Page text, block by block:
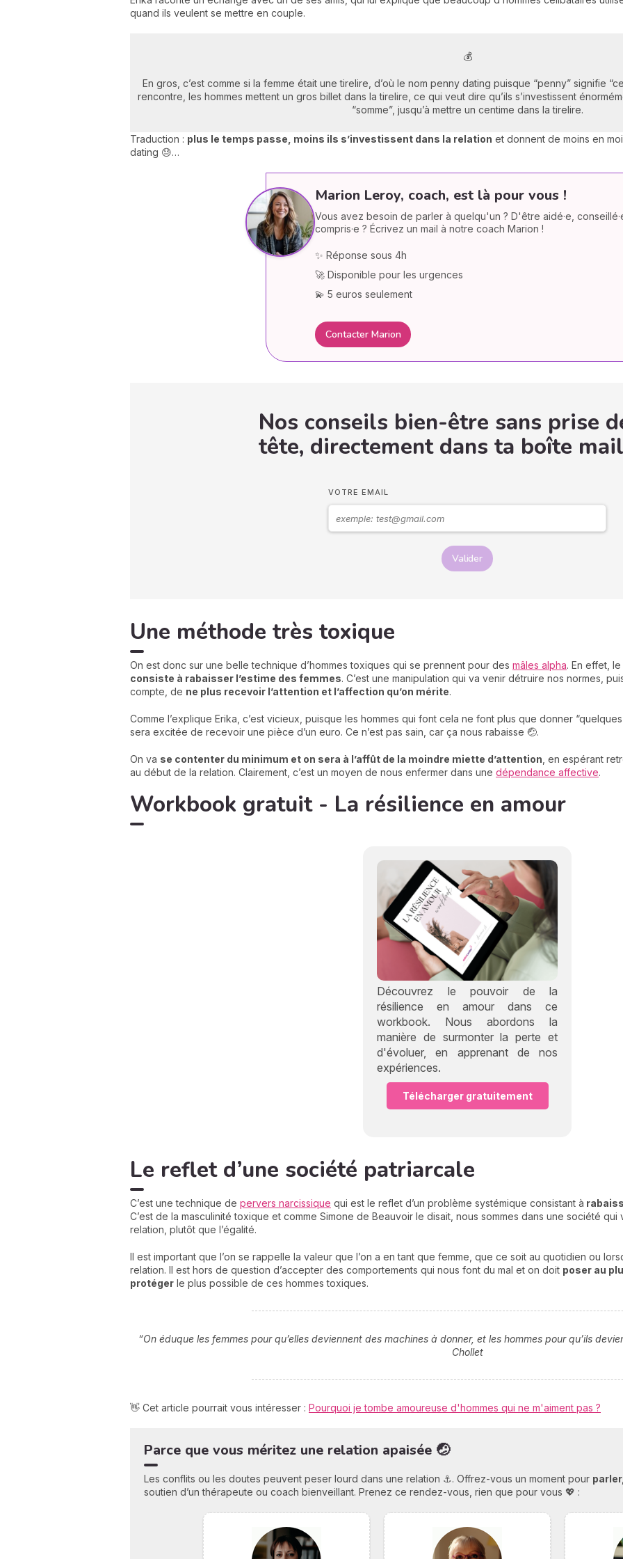
quand ils veulent se mettre en couple.
💰
En gros, c’est comme si la femme était une tirelire, d’où le nom penny dating puisque “penny” signifie
rencontre, les hommes mettent un gros billet dans la tirelire, ce qui veut dire qu’ils s’investissent
“somme”, jusqu’à mettre un centime dans la tirelire.
Traduction : plus le temps passe, moins ils s’investissent dans la relation et donnent de moins en
dating 😓…
Marion Leroy, coach, est là pour vous !
Vous avez besoin de parler à quelqu'un ? D'être aidé·e,
compris·e ? Écrivez un mail à notre coach Marion !
✨ Réponse sous 4h
🚀 Disponible pour les urgences
💫 5 euros seulement
Contacter Marion
Nos conseils bien-être sans prise
tête, directement dans ta boîte
VOTRE EMAIL
Valider
Une méthode très toxique
On est donc sur une belle technique d’hommes toxiques qui se prennent pour des mâles alpha. En effet,
consiste à rabaisser l’estime des femmes. C’est une manipulation qui va venir détruire nos normes,
compte, de ne plus recevoir l’attention et l’affection qu’on mérite.
Comme l’explique Erika, c’est vicieux, puisque les hommes qui font cela ne font plus que donner
sera excitée de recevoir une pièce d’un euro. Ce n’est pas sain, car ça nous rabaisse 🤕.
On va se contenter du minimum et on sera à l’affût de la moindre miette d’attention , en espérant
au début de la relation. Clairement, c’est un moyen de nous enfermer dans une dépendance affective.
Workbook gratuit - La résilience en amour
Découvrez le pouvoir de la
résilience en amour dans ce
workbook. Nous abordons la
manière de surmonter la perte et
d'évoluer, en apprenant de nos
expériences.
Télécharger gratuitement
Le reflet d’une société patriarcale
C’est une technique de pervers narcissique qui est le reflet d’un problème systémique consistant à
C’est de la masculinité toxique et comme Simone de Beauvoir le disait, nous sommes dans une société
relation, plutôt que l’égalité.
Il est important que l’on se rappelle la valeur que l’on a en tant que femme, que ce soit au quotidien ou
relation. Il est hors de question d’accepter des comportements qui nous font du mal et on doit poser au
protéger le plus possible de ces hommes toxiques.
“On éduque les femmes pour qu’elles deviennent des machines à donner, et les hommes pour qu’ils
Chollet
👋 Cet article pourrait vous intéresser : Pourquoi je tombe amoureuse d'hommes qui ne m'aiment pas ?
Parce que vous méritez une relation apaisée 🤕
Les conflits ou les doutes peuvent peser lourd dans une relation ⚓. Offrez-vous un moment pour
soutien d’un thérapeute ou coach bienveillant. Prenez ce rendez-vous, rien que pour vous 💖 :